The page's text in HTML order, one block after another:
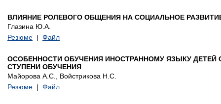
ВЛИЯНИЕ РОЛЕВОГО ОБЩЕНИЯ НА СОЦИАЛЬНОЕ
Глазина Ю.А.
Резюме | Файл
ОСОБЕННОСТИ ОБУЧЕНИЯ ИНОСТРАННОМУ ЯЗЫКУ
СТУПЕНИ ОБУЧЕНИЯ
Майорова А.С., Войстрикова Н.С.
Резюме | Файл